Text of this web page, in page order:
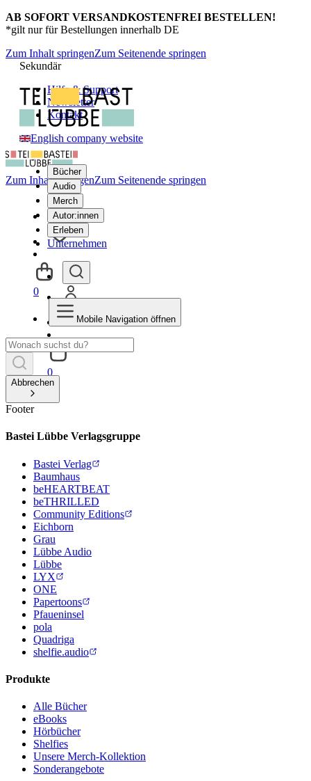
AB SOFORT VERSANDKOSTENFREI BESTELLEN!
*gilt nur für Bestellungen innerhalb DE
Zum Inhalt springenZum Seitenende springen
Sekundär
Hilfe & Support
Newsletter
Kontakt
English company website
Bücher
Audio
Merch
Autor:innen
Erleben
Unternehmen
0
Zum Inhalt springenZum Seitenende springen
0
Mobile Navigation öffnen
Abbrechen
Footer
Bastei Lübbe Verlagsgruppe
Bastei Verlag
Baumhaus
beHEARTBEAT
beTHRILLED
Community Editions
Eichborn
Grau
Lübbe Audio
Lübbe
LYX
ONE
Papertoons
Pfaueninsel
pola
Quadriga
shelfie.audio
Produkte
Alle Bücher
eBooks
Hörbücher
Shelfies
Unsere Merch-Kollektion
Sonderangebote